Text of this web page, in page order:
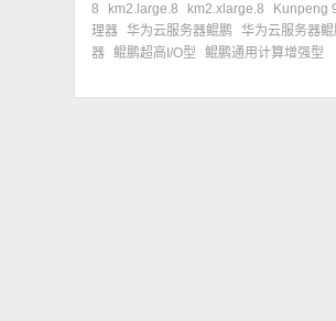
8
km2.large.8 km2.xlarge.8 Kunpeng
理器 华为云服务器鲲鹏 华为云服务器
器 鲲鹏超高I/O型 鲲鹏通用计算增强型